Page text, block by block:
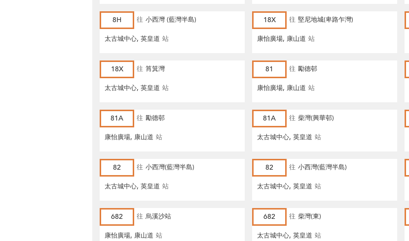
8H 往 小西灣 (藍灣半島)
太古城中心, 英皇道 站
18X 往 堅尼地城(卑路乍灣)
康怡廣場, 康山道 站
18X 往 筲箕灣
太古城中心, 英皇道 站
81 往 勵德邨
康怡廣場, 康山道 站
81A 往 勵德邨
康怡廣場, 康山道 站
81A 往 柴灣(興華邨)
太古城中心, 英皇道 站
82 往 小西灣(藍灣半島)
太古城中心, 英皇道 站
82 往 小西灣(藍灣半島)
太古城中心, 英皇道 站
682 往 烏溪沙站
康怡廣場, 康山道 站
682 往 柴灣(東)
太古城中心, 英皇道 站